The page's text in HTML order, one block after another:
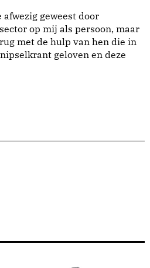
geweest door
op mij als persoon, maar
met de hulp van hen die in
geloven en deze